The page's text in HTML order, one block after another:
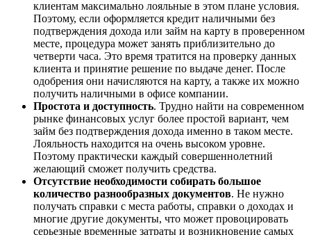
клиентам максимально лояльные в этом плане условия.
Поэтому, если оформляется кредит наличными без
подтверждения дохода или займ на карту в проверенном
месте, процедура может занять приблизительно до
четверти часа. Это время тратится на проверку данных
клиента и принятие решение по выдаче денег. После
одобрения они начисляются на карту, а также их можно
получить наличными в офисе компании.
Простота и доступность. Трудно найти на современном
рынке финансовых услуг более простой вариант, чем
займ без подтверждения дохода именно в таком месте.
Лояльность находится на очень высоком уровне.
Поэтому практически каждый совершеннолетний
желающий сможет получить средства.
Отсутствие необходимости собирать большое
количество разнообразных документов. Не нужно
получать справки с места работы, справки о доходах и
многие другие документы, что может провоцировать
серьезные временные затраты и возникновение самых